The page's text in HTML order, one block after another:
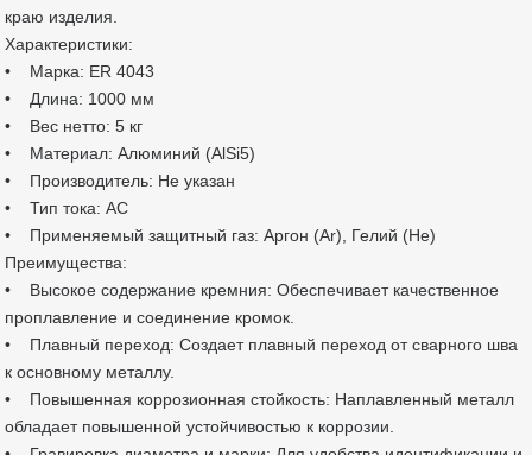
краю изделия.
Характеристики:
• Марка: ER 4043
• Длина: 1000 мм
• Вес нетто: 5 кг
• Материал: Алюминий (AlSi5)
• Производитель: Не указан
• Тип тока: AC
• Применяемый защитный газ: Аргон (Ar), Гелий (He)
Преимущества:
• Высокое содержание кремния: Обеспечивает качественное
проплавление и соединение кромок.
• Плавный переход: Создает плавный переход от сварного шва
к основному металлу.
• Повышенная коррозионная стойкость: Наплавленный металл
обладает повышенной устойчивостью к коррозии.